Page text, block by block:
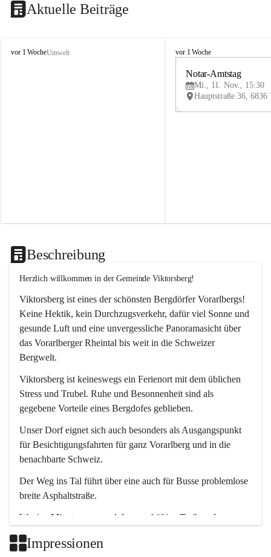
Aktuelle Beiträge
V
vor 1 WocheUmwelt
V
vor 1 Woche
Notar-Amtstag
Mi., 11. Nov., 15:30
Beschreibung
Herzlich willkommen in der Gemeinde Viktorsberg!
Viktorsberg ist eines der schönsten Bergdörfer Vorarlbergs!
Keine Hektik, kein Durchzugsverkehr, dafür viel Sonne und
gesunde Luft und eine unvergessliche Panoramasicht über
das Vorarlberger Rheintal bis weit in die Schweizer
Bergwelt.
Viktorsberg ist keineswegs ein Ferienort mit dem üblichen
Stress und Trubel. Ruhe und Besonnenheit sind als
gegebene Vorteile eines Bergdofes geblieben.
Unser Dorf eignet sich auch besonders als Ausgangspunkt
für Besichtigungsfahrten für ganz Vorarlberg und in die
benachbarte Schweiz.
Der Weg ins Tal führt über eine auch für Busse problemlose
breite Asphaltstraße.
Wenige Minuten nur, und das geschäftige Treiben der
Impressionen